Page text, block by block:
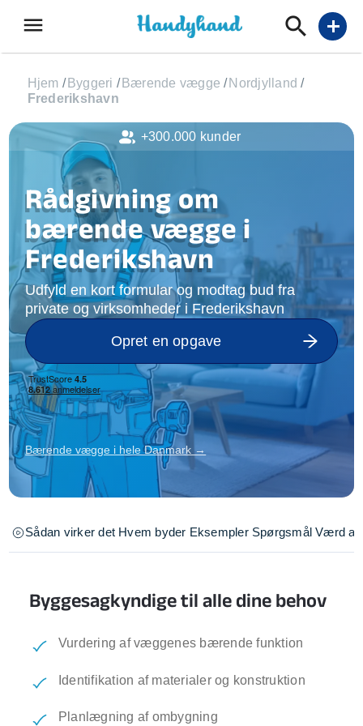
menu add
Hjem / Byggeri / Bærende vægge / Nordjylland /
Frederikshavn
Rådgivning om
bærende vægge i
Frederikshavn
Udfyld en kort formular og modtag bud fra
private og virksomheder i Frederikshavn
Opret en opgave
Bærende vægge i hele Danmark →
Sådan virker det Hvem byder Eksempler Spørgsmål Værd at
Byggesagkyndige til alle dine behov
Vurdering af væggenes bærende funktion
Identifikation af materialer og konstruktion
Planlægning af ombygning
+300.000 kunder